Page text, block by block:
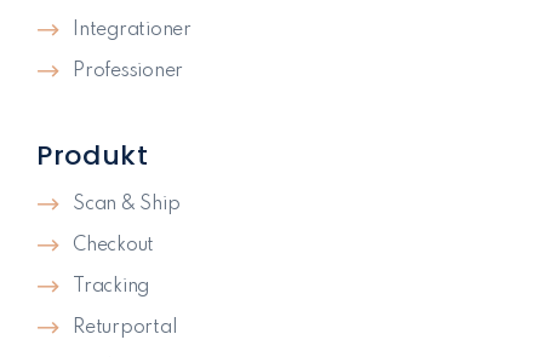
Produkt
Scan & Ship
Checkout
Tracking
Returportal
Integrationer
Professioner